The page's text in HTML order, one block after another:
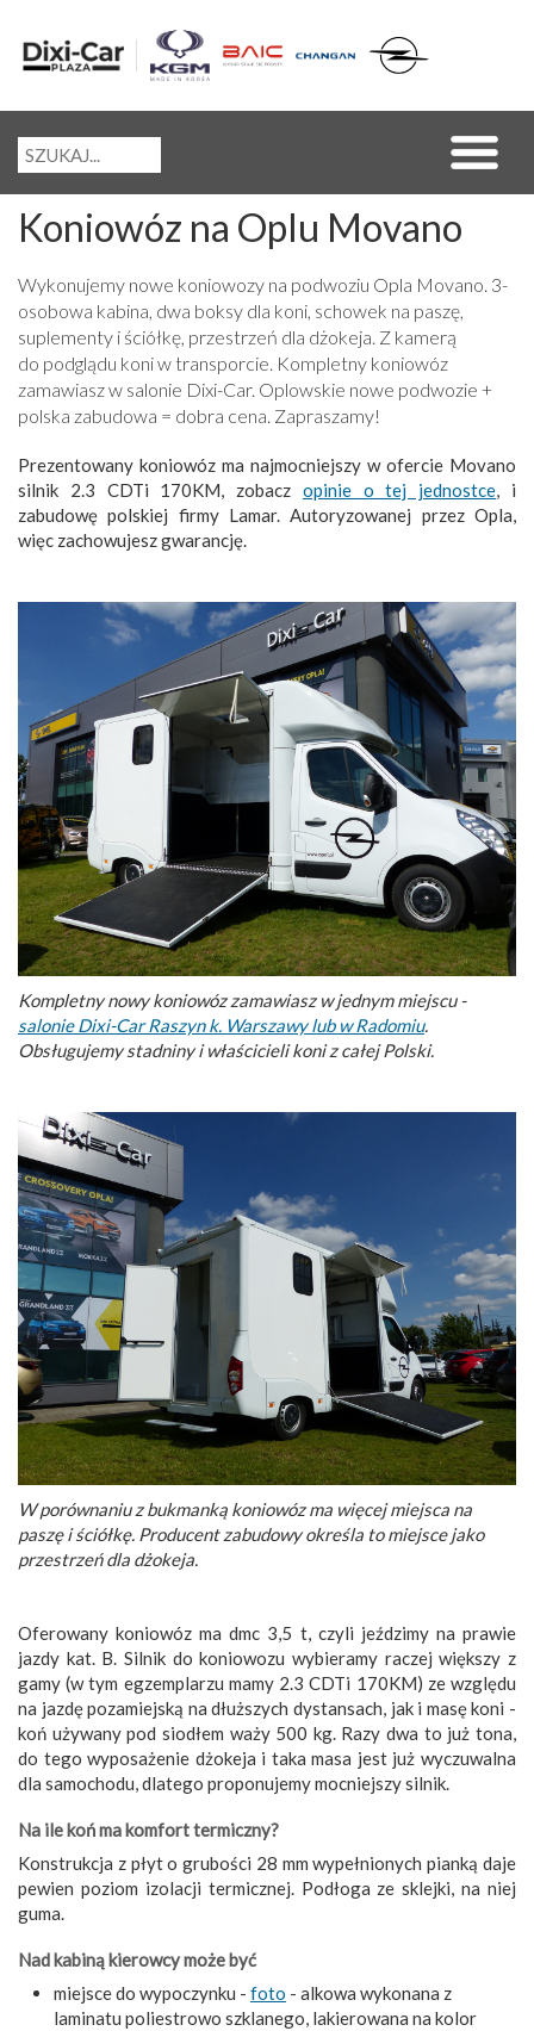
Koniowóz na Oplu Movano
Wykonujemy nowe koniowozy na podwoziu Opla Movano. 3-
osobowa kabina, dwa boksy dla koni, schowek na paszę,
suplementy i ściółkę, przestrzeń dla dżokeja. Z kamerą
do podglądu koni w transporcie. Kompletny koniowóz
zamawiasz w salonie Dixi-Car. Oplowskie nowe podwozie +
polska zabudowa = dobra cena. Zapraszamy!
Prezentowany koniowóz ma najmocniejszy w ofercie Movano
silnik 2.3 CDTi 170KM, zobacz opinie o tej jednostce, i
zabudowę polskiej firmy Lamar. Autoryzowanej przez Opla,
więc zachowujesz gwarancję.
Kompletny nowy koniowóz zamawiasz w jednym miejscu -
salonie Dixi-Car Raszyn k. Warszawy lub w Radomiu.
Obsługujemy stadniny i właścicieli koni z całej Polski.
W porównaniu z bukmanką koniowóz ma więcej miejsca na
paszę i ściółkę. Producent zabudowy określa to miejsce jako
przestrzeń dla dżokeja.
Oferowany koniowóz ma dmc 3,5 t, czyli jeździmy na prawie
jazdy kat. B. Silnik do koniowozu wybieramy raczej większy z
gamy (w tym egzemplarzu mamy 2.3 CDTi 170KM) ze względu
na jazdę pozamiejską na dłuższych dystansach, jak i masę koni -
koń używany pod siodłem waży 500 kg. Razy dwa to już tona,
do tego wyposażenie dżokeja i taka masa jest już wyczuwalna
dla samochodu, dlatego proponujemy mocniejszy silnik.
Na ile koń ma komfort termiczny?
Konstrukcja z płyt o grubości 28 mm wypełnionych pianką daje
pewien poziom izolacji termicznej. Podłoga ze sklejki, na niej
guma.
Nad kabiną kierowcy może być
miejsce do wypoczynku - foto - alkowa wykonana z
laminatu poliestrowo szklanego, lakierowana na kolor